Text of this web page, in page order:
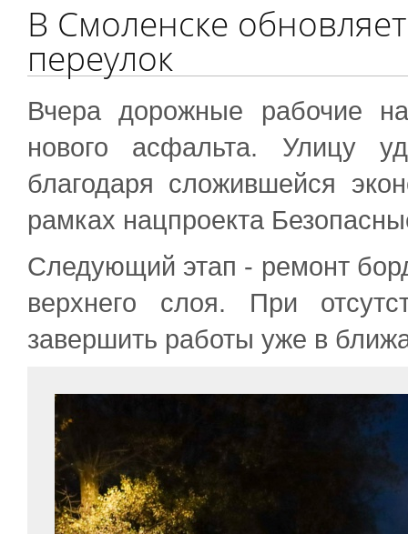
В Смоленске
переулок
Вчера дорожные рабочие
нового асфальта. Улицу
благодаря сложившейся
рамках нацпроекта
Следующий этап - ремонт
верхнего слоя. При
завершить работы уже в